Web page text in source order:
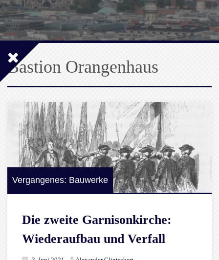
Bastion Orangenhaus
Vergangenes: Bauwerke
Die zweite Garnisonkirche:
Wiederaufbau und Verfall